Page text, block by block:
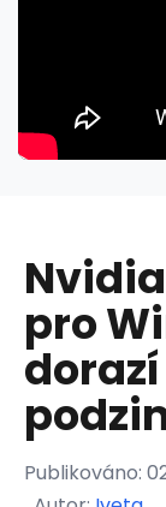
pro
Publikováno: